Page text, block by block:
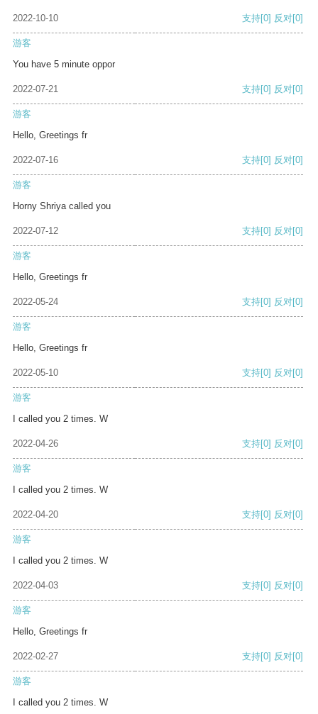
2022-10-10 支持[0] 反对[0]
游客
You have 5 minute oppor
2022-07-21 支持[0] 反对[0]
游客
Hello, Greetings fr
2022-07-16 支持[0] 反对[0]
游客
Horny Shriya called you
2022-07-12 支持[0] 反对[0]
游客
Hello, Greetings fr
2022-05-24 支持[0] 反对[0]
游客
Hello, Greetings fr
2022-05-10 支持[0] 反对[0]
游客
I called you 2 times. W
2022-04-26 支持[0] 反对[0]
游客
I called you 2 times. W
2022-04-20 支持[0] 反对[0]
游客
I called you 2 times. W
2022-04-03 支持[0] 反对[0]
游客
Hello, Greetings fr
2022-02-27 支持[0] 反对[0]
游客
I called you 2 times. W